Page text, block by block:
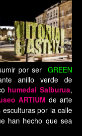
por ser GREEN
anillo verde de
humedal Salburua,
ARTIUM de arte
por la calle
han hecho que sea